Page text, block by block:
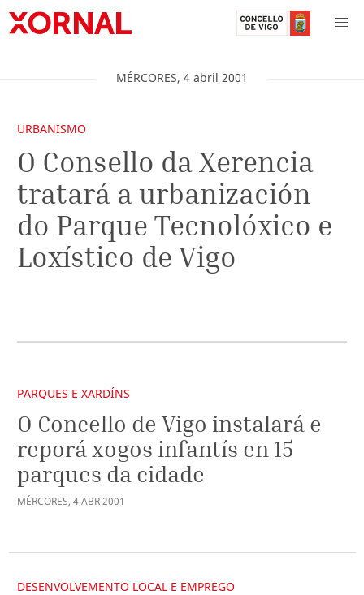
MÉRCORES, 4 abril 2001
URBANISMO
O Consello da Xerencia
tratará a urbanización
do Parque Tecnolóxico e
Loxístico de Vigo
PARQUES E XARDÍNS
O Concello de Vigo instalará e
reporá xogos infantís en 15
parques da cidade
MÉRCORES, 4ABR2001
DESENVOLVEMENTO LOCAL E EMPREGO